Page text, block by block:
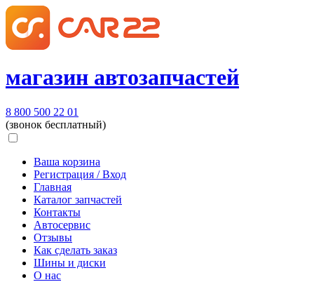
магазин автозапчастей
8 800 500 22 01
(звонок бесплатный)
Ваша корзина
Регистрация / Вход
Главная
Каталог запчастей
Контакты
Автосервис
Отзывы
Как сделать заказ
Шины и диски
О нас